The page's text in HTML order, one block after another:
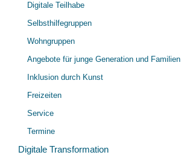
Digitale Teilhabe
Selbsthilfegruppen
Wohngruppen
Angebote für junge Generation und Familien
Inklusion durch Kunst
Freizeiten
Service
Termine
Digitale Transformation